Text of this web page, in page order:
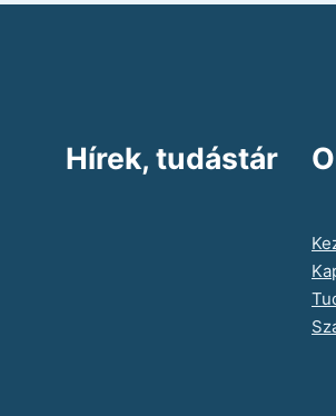
Hírek, tudástár